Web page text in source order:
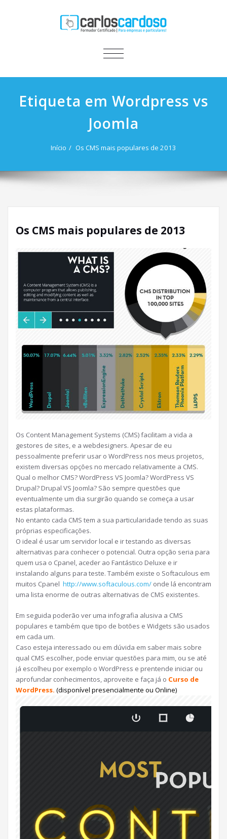
ALTERNAR
Etiqueta em Wordpress vs
Joomla
Início Os CMS mais populares de 2013
Os CMS mais populares de 2013
Os Content Management Systems (CMS) facilitam a vida a
gestores de sites, e a webdesigners. Apesar de eu
pessoalmente preferir usar o WordPress nos meus projetos,
existem diversas opções no mercado relativamente a CMS.
Qual o melhor CMS? WordPress VS Joomla? WordPress VS
Drupal? Drupal VS Joomla? São sempre questões que
eventualmente um dia surgirão quando se começa a usar
estas plataformas.
No entanto cada CMS tem a sua particularidade tendo as suas
próprias especificações.
O ideal é usar um servidor local e ir testando as diversas
alternativas para conhecer o potencial. Outra opção seria para
quem usa o Cpanel, aceder ao Fantástico Deluxe e ir
instalando alguns para teste. Também existe o Softaculous em
muitos Cpanel http://www.softaculous.com/ onde lá encontram
uma lista enorme de outras alternativas de CMS existentes.
Em seguida poderão ver uma infografia alusiva a CMS
populares e também que tipo de botões e Widgets são usados
em cada um.
Caso esteja interessado ou em dúvida em saber mais sobre
qual CMS escolher, pode enviar questões para mim, ou se até
já escolheu por exemplo o WordPress e prentende iniciar ou
aprofundar conhecimentos, aproveite e faça já o Curso de
WordPress. (disponível presencialmente ou Online)